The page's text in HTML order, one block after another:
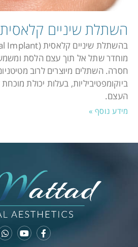
השתלת שיניים
מוחדר שתל אל תוך עצם הלסת
חסרה. השתלים מיוצרים לרוב
ביוקומפטיביליות, בעלות יכולת
העצם.
מידע נוסף »